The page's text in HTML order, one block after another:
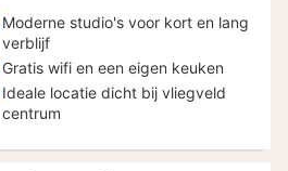
€
Moderne studio's voor kort en lang
verblijf
Gratis wifi en een eigen keuken
Ideale locatie dicht bij vliegveld
centrum